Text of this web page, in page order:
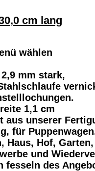
cm lang
wählen
mm stark,
1,1 cm
aus unserer
für
Haus, Hof,
und
fesseln des